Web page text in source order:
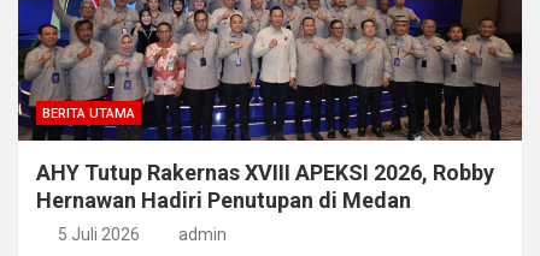
BERITA UTAMA
AHY Tutup Rakernas XVIII APEKSI 2026, Robby
Hernawan Hadiri Penutupan di Medan
5 Juli 2026 admin